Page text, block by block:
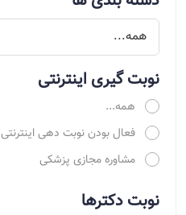
نوبت گیری اینترنتی
همه...
فعال بودن نوبت دهی اینترنتی
مشاوره مجازی پزشکی
نوبت دکترها